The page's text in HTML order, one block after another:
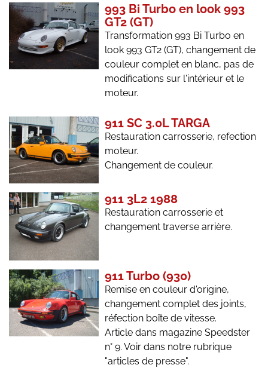
993 Bi Turbo en look 993
GT2 (GT)
Transformation 993 Bi Turbo en
look 993 GT2 (GT), changement de
couleur complet en blanc, pas de
modifications sur l'intérieur et le
moteur.
911 SC 3.0L TARGA
Restauration carrosserie, refection
moteur.
Changement de couleur.
911 3L2 1988
Restauration carrosserie et
changement traverse arrière.
911 Turbo (930)
Remise en couleur d'origine,
changement complet des joints,
réfection boîte de vitesse.
Article dans magazine Speedster
n° 9. Voir dans notre rubrique
"articles de presse".